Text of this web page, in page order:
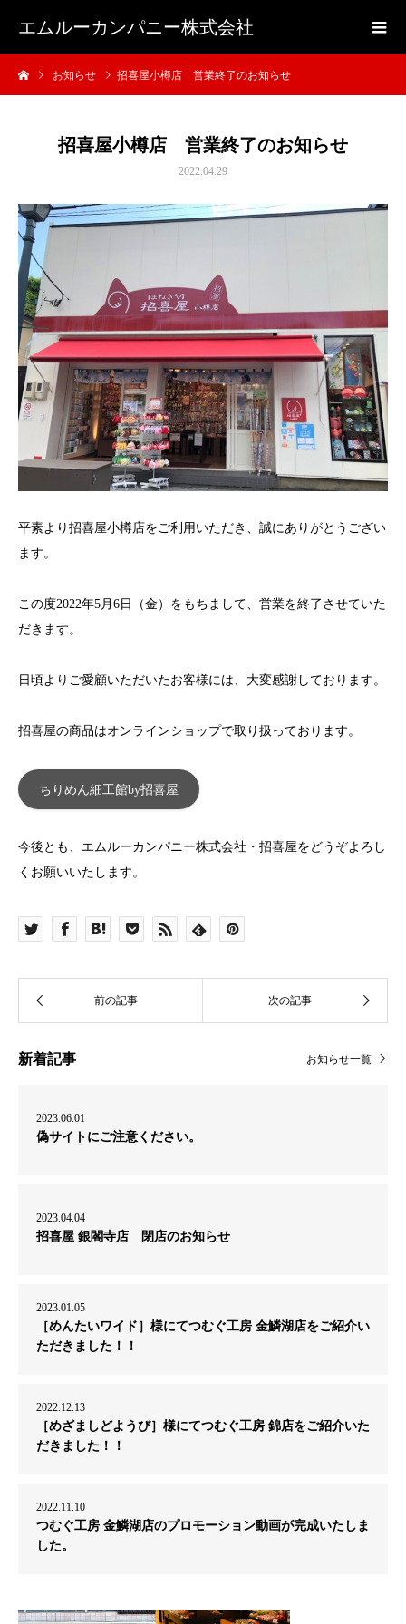
エムルーカンパニー株式会社
お知らせ 招喜屋小樽店 営業終了のお知らせ
招喜屋小樽店 営業終了のお知らせ
2022.04.29
平素より招喜屋小樽店をご利用いただき、誠にありがとうござい
ます。
この度2022年5月 6 日（金）をもちまして、営業を終了させていた
だきます。
日頃よりご愛顧いただいたお客様には、大変感謝しております。
招喜屋の商品はオンラインショップで取り扱っております。
ちりめん細工館by招喜屋
今後とも、エムルーカンパニー株式会社・招喜屋をどうぞよろし
くお願いいたします。
新着記事 お知らせ一覧
2023.06.01
偽サイトにご注意ください。
2023.04.04
招喜屋 銀閣寺店 閉店のお知らせ
2023.01.05
［めんたいワイド］様にてつむぐ工房 金鱗湖店をご紹介い
ただきました！！
2022.12.13
［めざましどようび］様にてつむぐ工房 錦店をご紹介いた
だきました！！
2022.11.10
つむぐ工房 金鱗湖店のプロモーション動画が完成いたしま
した。